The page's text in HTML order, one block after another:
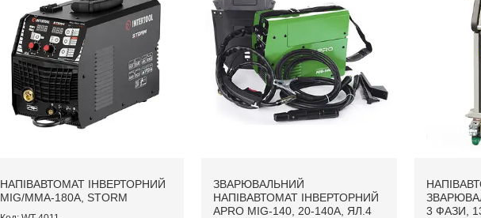
НАПІВАВТОМАТ ІНВЕРТОРНИЙ
MIG/MMA-180A, STORM
ЗВАРЮВАЛЬНИЙ
НАПІВАВТОМАТ ІНВЕРТОРНИЙ
APRO MIG-140, 20-140А, ЯЛ.4
3 ФАЗИ,